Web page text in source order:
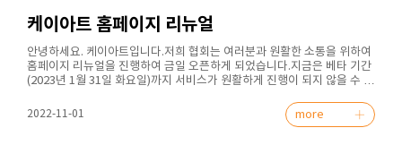
케이아트 홈페이지 리뉴얼
안녕하세요. 케이아트입니다.저희 협회는 여러분과 원활한 소통을 위하여
홈페이지 리뉴얼을 진행하여 금일 오픈하게 되었습니다.지금은 베타 기간
(2023년 1월 31일 화요일)까지 서비스가 원활하게 진행이 되지 않을 수 있
든지 저희 본회 사무국으로 전화 문의(051-806-1004) 주시면 성실히 답변
드리겠습니다.앞으로 더 좋은 모습으로 여러분께 다가가는 케이아트가 되
2022-11-01 more